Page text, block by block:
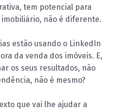
tem potencial para
não é diferente.
estão usando o LinkedIn
da venda dos imóveis. E,
os seus resultados, não
não é mesmo?
que vai lhe ajudar a